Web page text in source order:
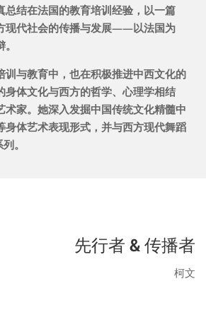
总结在法国的教育培训经验，以一篇
现代社会的传播与发展——以法国为
训与教育中，也在积极推进中西文化的
身体文化与西方的哲学、心理学相结
术家。她深入发掘中国传统文化精髓中
身体艺术表现形式，并与西方现代舞蹈
。
先行者 & 传播者
柯文